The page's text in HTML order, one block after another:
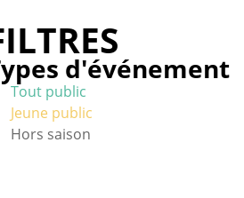
d'événement
Tout public
Jeune public
Hors saison